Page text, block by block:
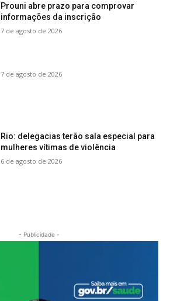
Prouni abre prazo para comprovar
informações da inscrição
7 de agosto de 2026
7 de agosto de 2026
Rio: delegacias terão sala especial para
mulheres vítimas de violência
6 de agosto de 2026
- Publicidade -